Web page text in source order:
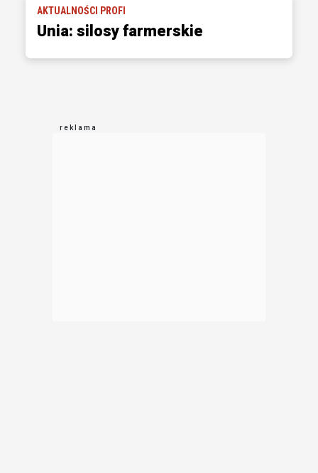
AKTUALNOŚCI PROFI
Unia: silosy farmerskie